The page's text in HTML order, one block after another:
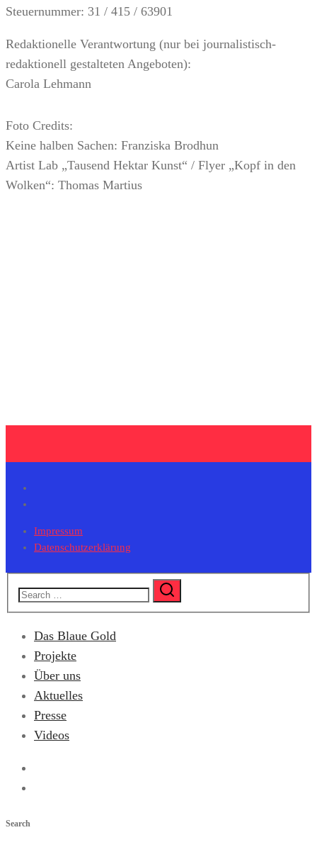
Steuernummer: 31 / 415 / 63901
Redaktionelle Verantwortung (nur bei journalistisch-
redaktionell gestalteten Angeboten):
Carola Lehmann
Foto Credits:
Keine halben Sachen: Franziska Brodhun
Artist Lab „Tausend Hektar Kunst“ / Flyer „Kopf in den
Wolken“: Thomas Martius
Impressum
Datenschutzerklärung
Das Blaue Gold
Projekte
Über uns
Aktuelles
Presse
Videos
Search